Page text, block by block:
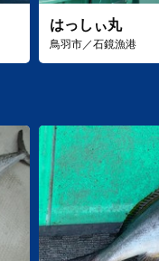
はっしぃ丸
鳥羽市／石鏡漁港